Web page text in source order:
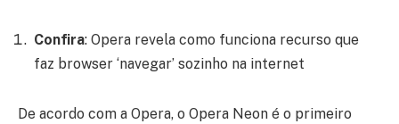
Confira: Opera revela como funciona recurso que
faz browser ‘navegar’ sozinho na internet
De acordo com a Opera, o Opera Neon é o primeiro